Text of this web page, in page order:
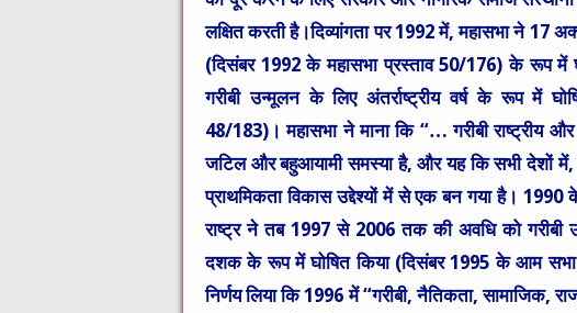
लक्षित करती है।दिव्यांगता पर 1992 में, महासभा ने 17
(दिसंबर 1992 के महासभा प्रस्ताव 50/176) के रूप में
गरीबी उन्मूलन के लिए अंतर्राष्ट्रीय वर्ष के रूप में
48/183)। महासभा ने माना कि “… गरीबी राष्ट्रीय और
जटिल और बहुआयामी समस्या है, और यह कि सभी देशों
प्राथमिकता विकास उद्देश्यों में से एक बन गया है।
राष्ट्र ने तब 1997 से 2006 तक की अवधि को गरीबी
दशक के रूप में घोषित किया (दिसंबर 1995 के आम सभा
निर्णय लिया कि 1996 में “गरीबी, नैतिकता, सामाजिक,